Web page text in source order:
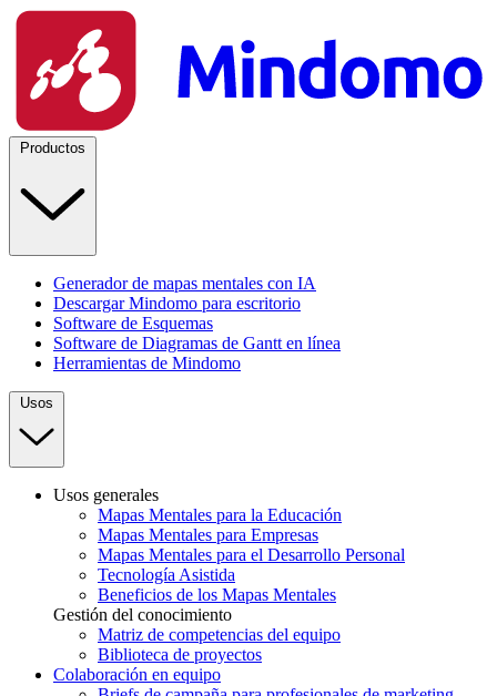
Productos
Generador de mapas mentales con IA
Descargar Mindomo para escritorio
Software de Esquemas
Software de Diagramas de Gantt en línea
Herramientas de Mindomo
Usos
Usos generales
Mapas Mentales para la Educación
Mapas Mentales para Empresas
Mapas Mentales para el Desarrollo Personal
Tecnología Asistida
Beneficios de los Mapas Mentales
Gestión del conocimiento
Matriz de competencias del equipo
Biblioteca de proyectos
Colaboración en equipo